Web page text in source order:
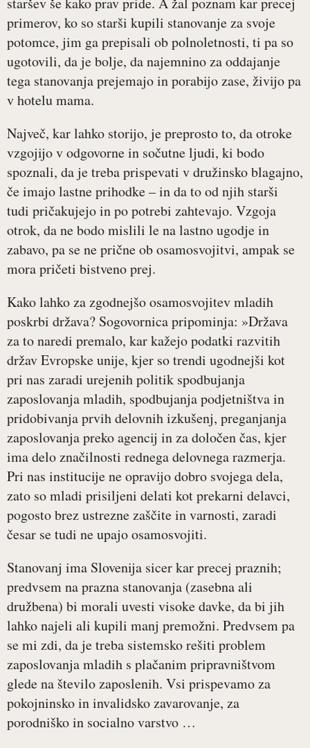
primerov, ko so starši kupili stanovanje za svoje
potomce, jim ga prepisali ob polnoletnosti, ti pa so
ugotovili, da je bolje, da najemnino za oddajanje
tega stanovanja prejemajo in porabijo zase, živijo pa
v hotelu mama.
Največ, kar lahko storijo, je preprosto to, da otroke
vzgojijo v odgovorne in sočutne ljudi, ki bodo
spoznali, da je treba prispevati v družinsko blagajno,
če imajo lastne prihodke – in da to od njih starši
tudi pričakujejo in po potrebi zahtevajo. Vzgoja
otrok, da ne bodo mislili le na lastno ugodje in
zabavo, pa se ne prične ob osamosvojitvi, ampak se
mora pričeti bistveno prej.
Kako lahko za zgodnejšo osamosvojitev mladih
poskrbi država? Sogovornica pripominja: »Država
za to naredi premalo, kar kažejo podatki razvitih
držav Evropske unije, kjer so trendi ugodnejši kot
pri nas zaradi urejenih politik spodbujanja
zaposlovanja mladih, spodbujanja podjetništva in
pridobivanja prvih delovnih izkušenj, preganjanja
zaposlovanja preko agencij in za določen čas, kjer
ima delo značilnosti rednega delovnega razmerja.
Pri nas institucije ne opravijo dobro svojega dela,
zato so mladi prisiljeni delati kot prekarni delavci,
pogosto brez ustrezne zaščite in varnosti, zaradi
česar se tudi ne upajo osamosvojiti.
Stanovanj ima Slovenija sicer kar precej praznih;
predvsem na prazna stanovanja (zasebna ali
družbena) bi morali uvesti visoke davke, da bi jih
lahko najeli ali kupili manj premožni. Predvsem pa
se mi zdi, da je treba sistemsko rešiti problem
zaposlovanja mladih s plačanim pripravništvom
glede na število zaposlenih. Vsi prispevamo za
pokojninsko in invalidsko zavarovanje, za
porodniško in socialno varstvo …